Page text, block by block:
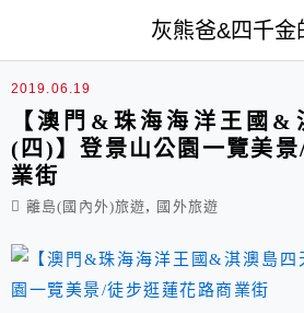
灰熊爸&四千金
珠海
2019.06.19
【澳門&珠海海洋王國&
(四)】登景山公園一覽美
業街
離島(國內外)旅遊, 國外旅遊